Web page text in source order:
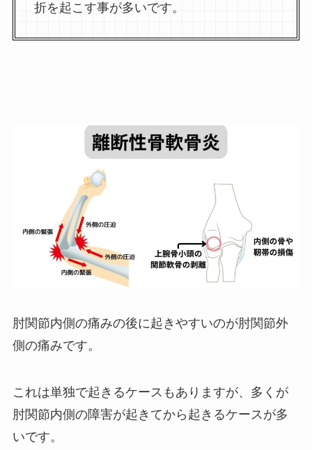
折を起こす事が多いです。
肘関節内側の痛みの後に起きやすいのが肘関節外
側の痛みです。
これは単独で起きるケースもありますが、多くが
肘関節内側の障害が起きてから起きるケースが多
いです。